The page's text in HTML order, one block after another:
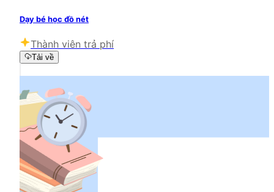
Dạy bé học đồ nét
Thành viên trả phí
Tải về